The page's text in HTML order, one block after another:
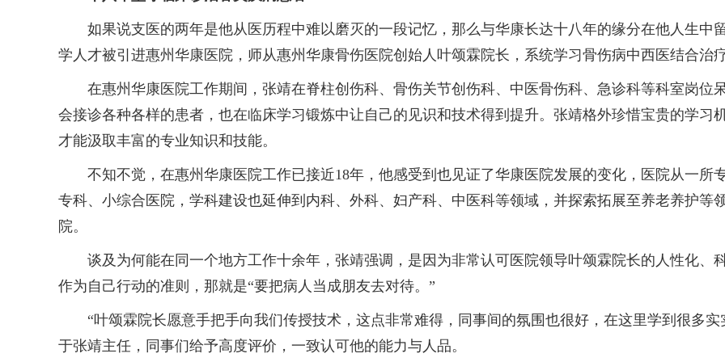
如果说支医的两年是他从医历程中难以磨灭的一段记忆，那么与华康长达十八年的缘分在他人生中
学人才被引进惠州华康医院，师从惠州华康骨伤医院创始人叶颂霖院长，系统学习骨伤病中西医结合治
在惠州华康医院工作期间，张靖在脊柱创伤科、骨伤关节创伤科、中医骨伤科、急诊科等科室岗位
会接诊各种各样的患者，也在临床学习锻炼中让自己的见识和技术得到提升。张靖格外珍惜宝贵的学习
才能汲取丰富的专业知识和技能。
不知不觉，在惠州华康医院工作已接近18年，他感受到也见证了华康医院发展的变化，医院从一所
专科、小综合医院，学科建设也延伸到内科、外科、妇产科、中医科等领域，并探索拓展至养老养护等
院。
谈及为何能在同一个地方工作十余年，张靖强调，是因为非常认可医院领导叶颂霖院长的人性化、
作为自己行动的准则，那就是“要把病人当成朋友去对待。”
“叶颂霖院长愿意手把手向我们传授技术，这点非常难得，同事间的氛围也很好，在这里学到很多实
于张靖主任，同事们给予高度评价，一致认可他的能力与人品。